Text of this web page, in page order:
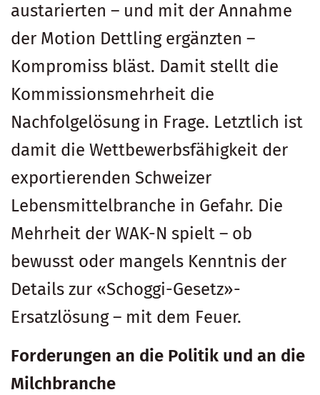
austarierten – und mit der Annahme
der Motion Dettling ergänzten –
Kompromiss bläst. Damit stellt die
Kommissionsmehrheit die
Nachfolgelösung in Frage. Letztlich ist
damit die Wettbewerbsfähigkeit der
exportierenden Schweizer
Lebensmittelbranche in Gefahr. Die
Mehrheit der WAK-N spielt – ob
bewusst oder mangels Kenntnis der
Details zur «Schoggi-Gesetz»-
Ersatzlösung – mit dem Feuer.
Forderungen an die Politik und an die
Milchbranche